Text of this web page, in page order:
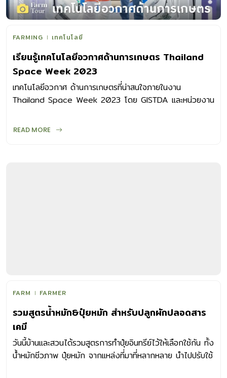
FARMING เทคโนโลยี
เรียนรู้เทคโนโลยีอวกาศด้านการเกษตร Thailand
Space Week 2023
เทคโนโลยีอวกาศ ด้านการเกษตรที่น่าสนใจภายในงาน
Thailand Space Week 2023 โดย GISTDA และหน่วยงาน
READ MORE
FARM FARMER
รวมสูตรน้ำหมัก&ปุ๋ยหมัก สำหรับปลูกผักปลอดสาร
เคมี
วันนี้บ้านและสวนได้รวมสูตรการทำปุ๋ยอินทรีย์ไว้ให้เลือกใช้กัน ทั้ง
น้ำหมักชีวภาพ ปุ๋ยหมัก จากแหล่งที่มาที่หลากหลาย นำไปปรับใช้